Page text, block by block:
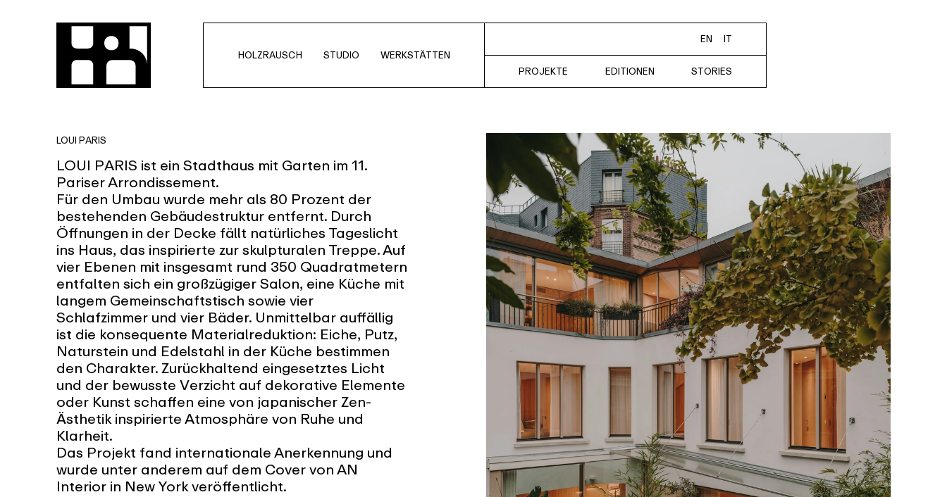
HOLZRAUSCH STUDIO WERKSTÄTTEN
EN IT
PROJEKTE EDITIONEN STORIES
LOUI PARIS
LOUI PARIS ist ein Stadthaus mit Garten im 11.
Pariser Arrondissement.
Für den Umbau wurde mehr als 80 Prozent der
bestehenden Gebäudestruktur entfernt. Durch
Öffnungen in der Decke fällt natürliches Tageslicht
ins Haus, das inspirierte zur skulpturalen Treppe. Auf
vier Ebenen mit insgesamt rund 350 Quadratmetern
entfalten sich ein großzügiger Salon, eine Küche mit
langem Gemeinschaftstisch sowie vier
Schlafzimmer und vier Bäder. Unmittelbar auffällig
ist die konsequente Materialreduktion: Eiche, Putz,
Naturstein und Edelstahl in der Küche bestimmen
den Charakter. Zurückhaltend eingesetztes Licht
und der bewusste Verzicht auf dekorative Elemente
oder Kunst schaffen eine von japanischer Zen-
Ästhetik inspirierte Atmosphäre von Ruhe und
Klarheit.
Das Projekt fand internationale Anerkennung und
wurde unter anderem auf dem Cover von AN
Interior in New York veröffentlicht.